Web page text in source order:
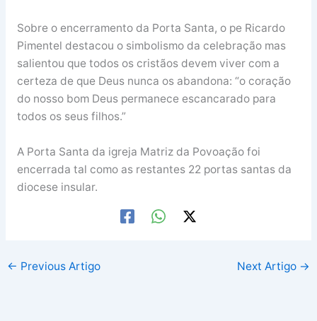
Sobre o encerramento da Porta Santa, o pe Ricardo
Pimentel destacou o simbolismo da celebração mas
salientou que todos os cristãos devem viver com a
certeza de que Deus nunca os abandona: “o coração
do nosso bom Deus permanece escancarado para
todos os seus filhos.”
A Porta Santa da igreja Matriz da Povoação foi
encerrada tal como as restantes 22 portas santas da
diocese insular.
← Previous Artigo Next Artigo →